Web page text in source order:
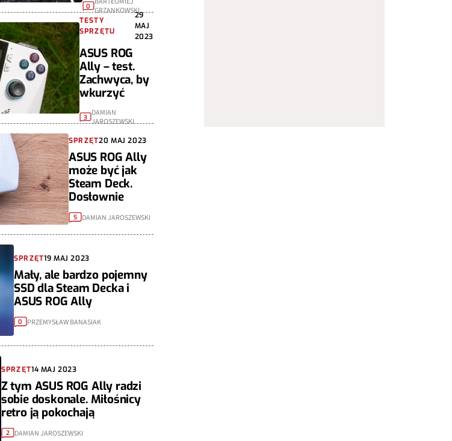
0 GRZANKOWSKI
TESTY
SPRZĘTU
29
MAJ
2023
ASUS ROG
Ally – test.
Zachwyca, by
wkurzyć
3 DAMIAN
JAROSZEWSKI
SPRZĘT20 MAJ 2023
ASUS ROG Ally
może być jak
Steam Deck.
Dosłownie
5 DAMIAN JAROSZEWSKI
SPRZĘT19 MAJ 2023
Mały, ale bardzo pojemny
SSD dla Steam Decka i
ASUS ROG Ally
0 PRZEMYSŁAW BANASIAK
SPRZĘT14 MAJ 2023
Z tym ASUS ROG Ally radzi
sobie doskonale. Miłośnicy
retro ją pokochają
2 DAMIAN JAROSZEWSKI